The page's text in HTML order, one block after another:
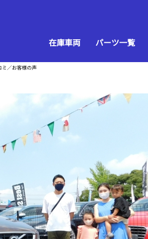
在庫車両 パーツ一覧
ミ／お客様の声